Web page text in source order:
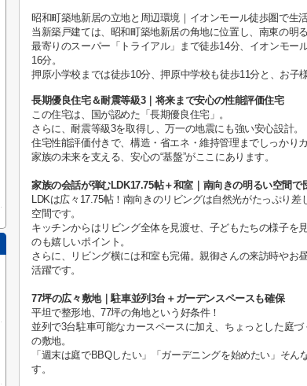
昭和町築地新居の立地と周辺環境｜イオンモール徒歩圏で生
当新築戸建ては、昭和町築地新居の角地に位置し、南東の明
最寄りのスーパー「トライアル」まで徒歩14分、イオンモー
16分。
押原小学校までは徒歩10分、押原中学校も徒歩11分と、お子
長期優良住宅＆耐震等級3｜将来まで安心の性能評価住宅
この住宅は、国が認めた「長期優良住宅」。
さらに、耐震等級3を取得し、万一の地震にも強い安心設計。
住宅性能評価付きで、構造・省エネ・維持管理までしっかり
家族の未来を支える、安心の“基盤”がここにあります。
家族の会話が弾むLDK17.75帖＋和室｜南向きの明るい空間で
LDKは広々17.75帖！南向きのリビングは自然光がたっぷり差
空間です。
キッチンからはリビング全体を見渡せ、子どもたちの様子を
のも嬉しいポイント。
さらに、リビング横には和室も完備。親御さんの来訪時やお
活躍です。
77坪の広々敷地｜駐車並列3台＋ガーデンスペースも確保
平坦で整形地、77坪の角地という好条件！
並列で3台駐車可能なカースペースに加え、ちょっとした庭づ
の敷地。
「週末は庭でBBQしたい」「ガーデニングを始めたい」そん
す。